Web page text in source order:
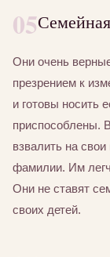
05
Они очень
презрением к
и готовы носить
приспособлены.
взвалить на
фамилии. Им
Они не ставят
своих детей.